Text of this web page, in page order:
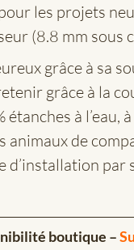
les projets
(8.8 mm sous
grâce à sa
grâce à la
étanches à l’eau,
animaux de
d’installation par
boutique –